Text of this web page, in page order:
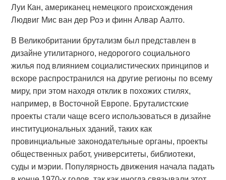
Луи Кан, американец немецкого происхождения
Людвиг Мис ван дер Роэ и финн Алвар Аалто.
В Великобритании брутализм был представлен в
дизайне утилитарного, недорогого социального
жилья под влиянием социалистических принципов и
вскоре распространился на другие регионы по всему
миру, при этом находя отклик в похожих стилях,
например, в Восточной Европе. Бруталистские
проекты стали чаще всего использоваться в дизайне
институциональных зданий, таких как
провинциальные законодательные органы, проекты
общественных работ, университеты, библиотеки,
суды и мэрии. Популярность движения начала падать